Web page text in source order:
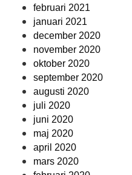
februari 2021
januari 2021
december 2020
november 2020
oktober 2020
september 2020
augusti 2020
juli 2020
juni 2020
maj 2020
april 2020
mars 2020